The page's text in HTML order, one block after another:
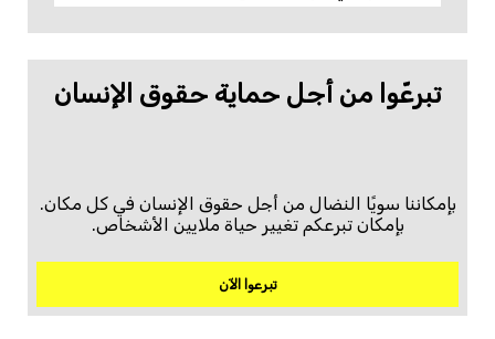
تبرعّوا من أجل حماية حقوق الإنسان
بإمكاننا سويًا النضال من أجل حقوق الإنسان في كل مكان.
بإمكان تبرعكم تغيير حياة ملايين الأشخاص.
تبرعوا الآن